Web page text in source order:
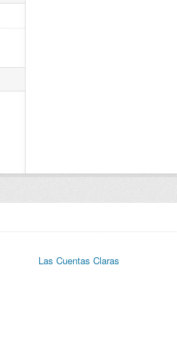
Las Cuentas Claras